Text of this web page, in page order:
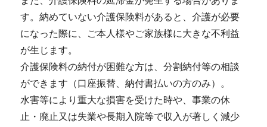
す。納めていない介護保険料があると、介護が必要
になった際に、ご本人様やご家族様に大きな不利益
が生じます。
介護保険料の納付が困難な方は、分割納付等の相談
ができます（口座振替、納付書払いの方のみ）。
水害等により重大な損害を受けた時や、事業の休
止・廃止又は失業や長期入院等で収入が著しく減少